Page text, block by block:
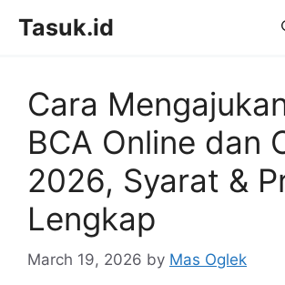
Tasuk.id
Cara
BCA Online dan
2026, Syarat &
Lengkap
March 19, 2026 by Mas Oglek